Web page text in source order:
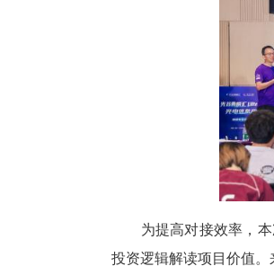
捕，可实现毫
飞行无人机等